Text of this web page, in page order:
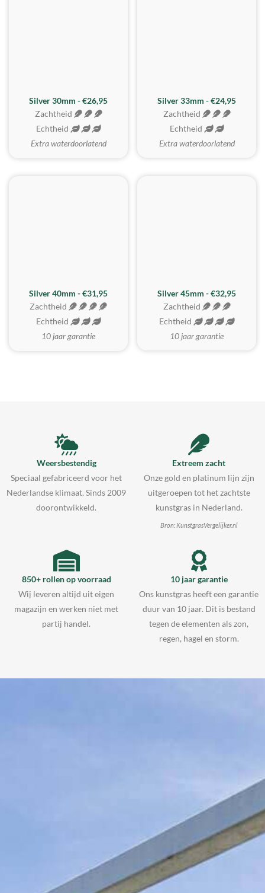
Silver 30mm - €26,95
Zachtheid
Echtheid
Extra waterdoorlatend
Silver 33mm - €24,95
Zachtheid
Echtheid
Extra waterdoorlatend
Silver 40mm - €31,95
Zachtheid
Echtheid
10 jaar garantie
MEEST GEKOZEN
Silver 45mm - €32,95
Zachtheid
Echtheid
10 jaar garantie
Weersbestendig
Speciaal gefabriceerd voor het
Nederlandse klimaat. Sinds 2009
doorontwikkeld.
Extreem zacht
Onze gold en platinum lijn zijn
uitgeroepen tot het zachtste
kunstgras in Nederland.
Bron: KunstgrasVergelijker.nl
850+ rollen op voorraad
Wij leveren altijd uit eigen
magazijn en werken niet met
partij handel.
10 jaar garantie
Ons kunstgras heeft een garantie
duur van 10 jaar. Dit is bestand
tegen de elementen als zon,
regen, hagel en storm.